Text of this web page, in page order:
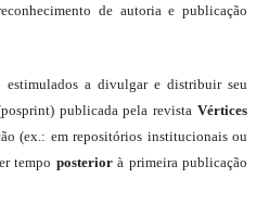
de autoria e publicação
estimulados a divulgar e distribuir seu
publicada pela revistaVértices
(ex.: em repositórios institucionais ou
tempo posteriorà primeira publicação